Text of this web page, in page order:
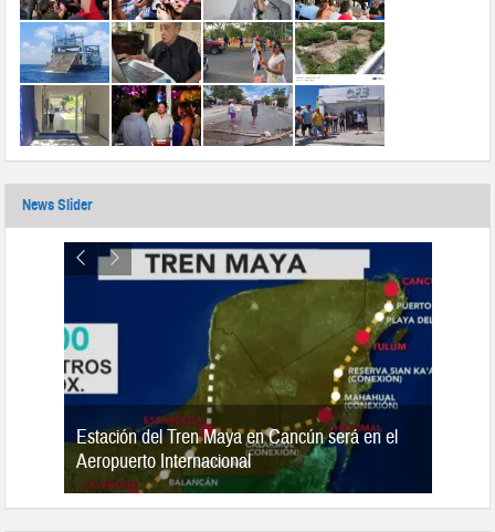
News Slider
Estación del Tren Maya en Cancún será en el
Aeropuerto Internacional